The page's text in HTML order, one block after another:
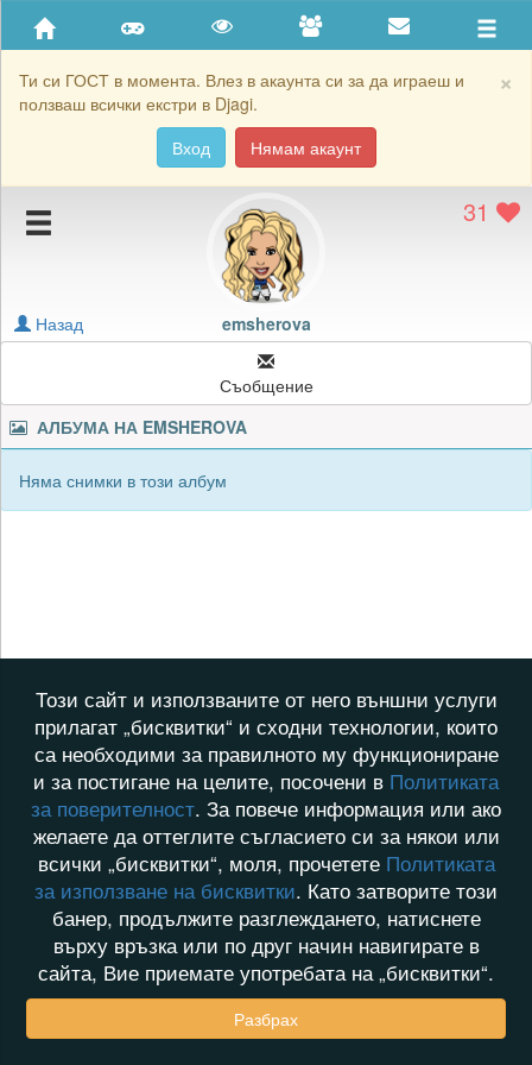
×
Ти си ГОСТ в момента. Влез в акаунта си за да играеш и
ползваш всички екстри в Djagi.
Вход
Нямам акаунт
Приятели
Хронология на игри
Подаръците на emsherova
Картичките на emsherova
Блокирай emsherova
31
emsherova
Назад
Съобщение
АЛБУМА НА EMSHEROVA
Няма снимки в този албум
Този сайт и използваните от него външни услуги
прилагат „бисквитки“ и сходни технологии, които
са необходими за правилното му функциониране
и за постигане на целите, посочени в Политиката
за поверителност. За повече информация или ако
желаете да оттеглите съгласието си за някои или
всички „бисквитки“, моля, прочетете Политиката
за използване на бисквитки. Като затворите този
банер, продължите разглеждането, натиснете
върху връзка или по друг начин навигирате в
сайта, Вие приемате употребата на „бисквитки“.
Разбрах